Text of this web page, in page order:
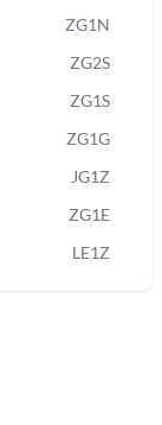
ZG1N
ZG2S
ZG1S
ZG1G
JG1Z
ZG1E
LE1Z